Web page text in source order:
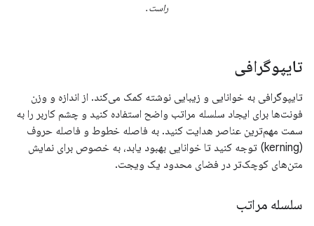
راست.
تایپوگرافی
تایپوگرافی به خوانایی و زیبایی نوشته کمک می‌کند. از اندازه و وزن
فونت‌ها برای ایجاد سلسله مراتب واضح استفاده کنید و چشم کاربر را به
سمت مهم‌ترین عناصر هدایت کنید. به فاصله خطوط و فاصله حروف
(kerning) توجه کنید تا خوانایی بهبود یابد، به خصوص برای نمایش
متن‌های کوچک‌تر در فضای محدود یک ویجت.
سلسله مراتب